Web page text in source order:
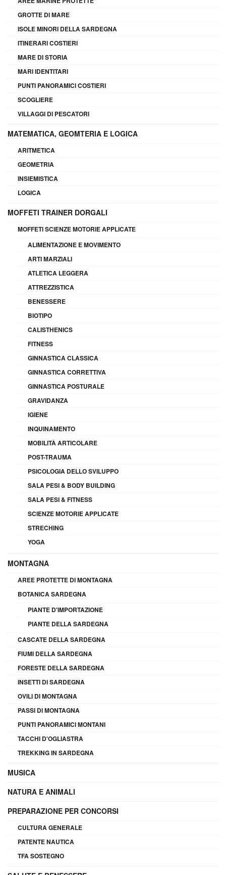
GROTTE DI MARE
ISOLE MINORI DELLA SARDEGNA
ITINERARI COSTIERI
MARE DI STORIA
MARI IDENTITARI
PUNTI PANORAMICI COSTIERI
SCOGLIERE
VILLAGGI DI PESCATORI
MATEMATICA, GEOMTERIA E LOGICA
ARITMETICA
GEOMETRIA
INSIEMISTICA
LOGICA
MOFFETI TRAINER DORGALI
MOFFETI SCIENZE MOTORIE APPLICATE
ALIMENTAZIONE E MOVIMENTO
ARTI MARZIALI
ATLETICA LEGGERA
ATTREZZISTICA
BENESSERE
BIOTIPO
CALISTHENICS
FITNESS
GINNASTICA CLASSICA
GINNASTICA CORRETTIVA
GINNASTICA POSTURALE
GRAVIDANZA
IGIENE
INQUINAMENTO
MOBILITÀ ARTICOLARE
POST-TRAUMA
PSICOLOGIA DELLO SVILUPPO
SALA PESI & BODY BUILDING
SALA PESI & FITNESS
SCIENZE MOTORIE APPLICATE
STRECHING
YOGA
MONTAGNA
AREE PROTETTE DI MONTAGNA
BOTANICA SARDEGNA
PIANTE D'IMPORTAZIONE
PIANTE DELLA SARDEGNA
CASCATE DELLA SARDEGNA
FIUMI DELLA SARDEGNA
FORESTE DELLA SARDEGNA
INSETTI DI SARDEGNA
OVILI DI MONTAGNA
PASSI DI MONTAGNA
PUNTI PANORAMICI MONTANI
TACCHI D'OGLIASTRA
TREKKING IN SARDEGNA
MUSICA
NATURA E ANIMALI
PREPARAZIONE PER CONCORSI
CULTURA GENERALE
PATENTE NAUTICA
TFA SOSTEGNO